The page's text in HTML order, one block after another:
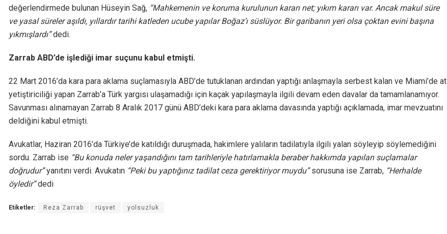
değerlendirmede bulunan Hüseyin Sağ, “Mahkemenin ve koruma kurulunun kararı net; yıkım kararı var. Ancak makul süre
ve yasal süreler aşıldı, yıllardır tarihi katleden ucube yapılar Boğaz’ı süslüyor. Bir garibanın yeri olsa çoktan evini başına
yıkmışlardı”dedi.
Zarrab ABD’de işlediği imar suçunu kabul etmişti.
22 Mart 2016’da kara para aklama suçlamasıyla ABD’de tutuklanan ardından yaptığı anlaşmayla serbest kalan ve Miami’de at
yetiştiriciliği yapan Zarrab’a Türk yargısı ulaşamadığı için kaçak yapılaşmayla ilgili devam eden davalar da tamamlanamıyor.
Savunması alınamayan Zarrab 8 Aralık 2017 günü ABD’deki kara para aklama davasında yaptığı açıklamada, imar mevzuatını
deldiğini kabul etmişti.
Avukatlar, Haziran 2016’da Türkiye’de katıldığı duruşmada, hakimlere yalıların tadilatıyla ilgili yalan söyleyip söylemediğini
sordu. Zarrab ise “Bu konuda neler yaşandığını tam tarihleriyle hatırlamakla beraber hakkımda yapılan suçlamalar
doğrudur”yanıtını verdi. Avukatın “Peki bu yaptığınız tadilat ceza gerektiriyor muydu”sorusuna ise Zarrab, “Herhalde
öyledir”dedi
Etiketler: Reza Zarrab rüşvet yolsuzluk